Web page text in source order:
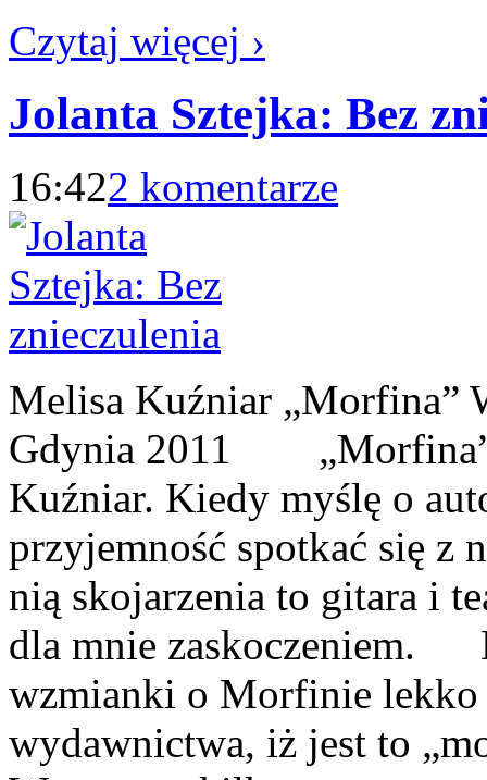
Czytaj więcej ›
Jolanta Sztejka: Bez
16:422 komentarze
Melisa Kuźniar „Morfina”
Gdynia 2011 „Morfina”
Kuźniar. Kiedy myślę o
przyjemność spotkać się z
nią skojarzenia to gitara i
dla mnie zaskoczeniem.
wzmianki o Morfinie lekko
wydawnictwa, iż jest to